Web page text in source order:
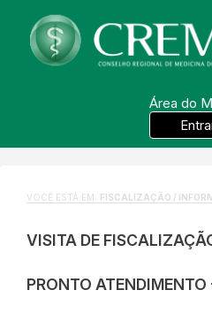
Área do
VOCÊ ESTÁ EM: FISCALIZAÇÃO /
VISITA DE
PRONTO